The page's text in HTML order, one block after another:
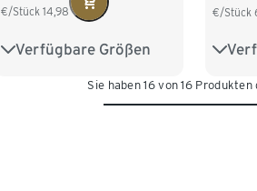
€/Stück14,98
Verfügbare Größen
36 38 40 42
€/Stück
S 36/
L
Sie haben 16 von 16 Produkten